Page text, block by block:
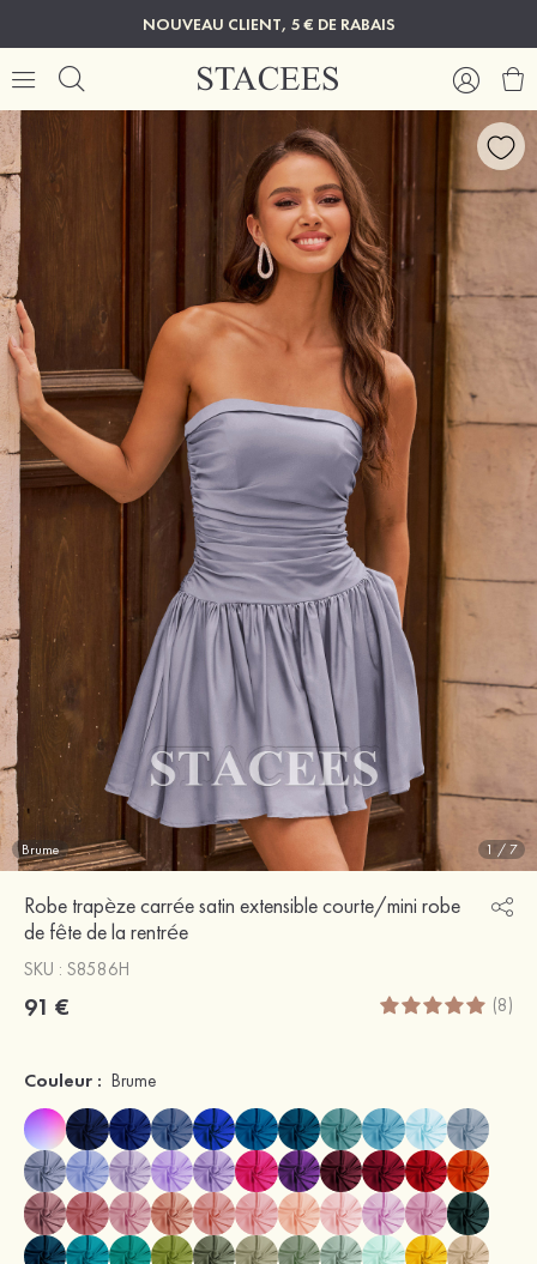
NOUVEAU CLIENT, 5 € DE RABAIS
Brume 1 /7
Robe trapèze carrée satin extensible courte/mini robe
de fête de la rentrée
SKU : S8586H
91 € (8)
Couleur : Brume